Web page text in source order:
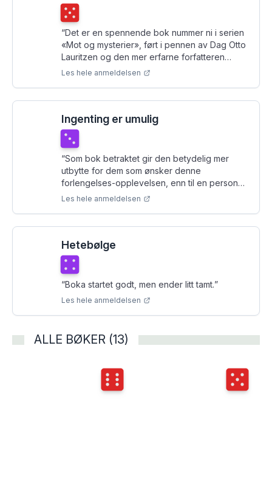
Terningkast
“Det er en spennende bok nummer ni i serien
«Mot og mysterier», ført i pennen av Dag Otto
Lauritzen og den mer erfarne forfatteren
Frode Eie Larsen. Selv ville jeg trillet
Les hele anmeldelsen
Ingenting er umulig
Terningkast
“Som bok betraktet gir den betydelig mer
utbytte for dem som ønsker denne
forlengelses-opplevelsen, enn til en person
som ikke har sett et eneste program.
Les hele anmeldelsen
Hetebølge
Terningkast
“Boka startet godt, men ender litt tamt.”
Les hele anmeldelsen
ALLE BØKER (13)
Terningkast